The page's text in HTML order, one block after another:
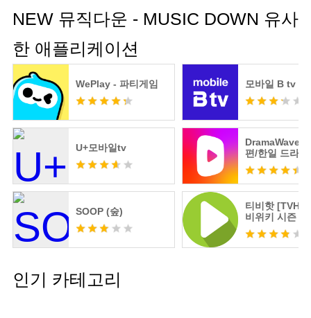
NEW 뮤직다운 - MUSIC DOWN 유사
한 애플리케이션
WePlay - 파티게임 모바일 B tv
U+모바일tv
DramaWave -
편/한일 드라
극!
SOOP (숲)
티비핫
비위키 시즌 2
인기 카테고리